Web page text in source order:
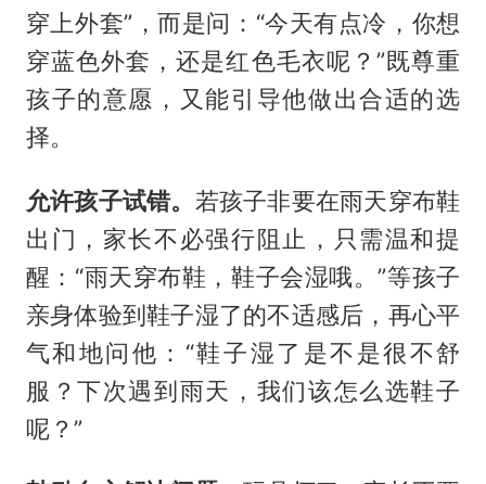
穿上外套”，而是问：“今天有点冷，你想
穿蓝色外套，还是红色毛衣呢？”既尊重
孩子的意愿，又能引导他做出合适的选
择。
允许孩子试错。 若孩子非要在雨天穿布鞋
出门，家长不必强行阻止，只需温和提
醒：“雨天穿布鞋，鞋子会湿哦。”等孩子
亲身体验到鞋子湿了的不适感后，再心平
气和地问他：“鞋子湿了是不是很不舒
服？下次遇到雨天，我们该怎么选鞋子
呢？”